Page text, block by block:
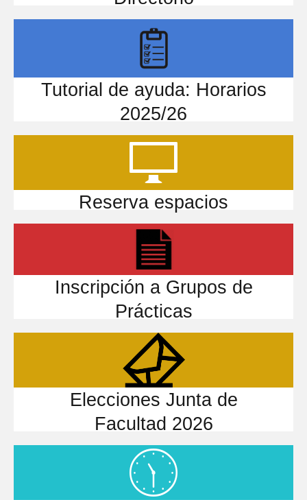
Tutorial de ayuda: Horarios
2025/26
Reserva espacios
Inscripción a Grupos de
Prácticas
Elecciones Junta de
Facultad 2026